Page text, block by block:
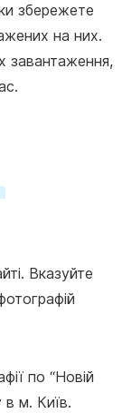
збережете
на них.
завантаження,
Вказуйте
по “Новій
в м. Київ.